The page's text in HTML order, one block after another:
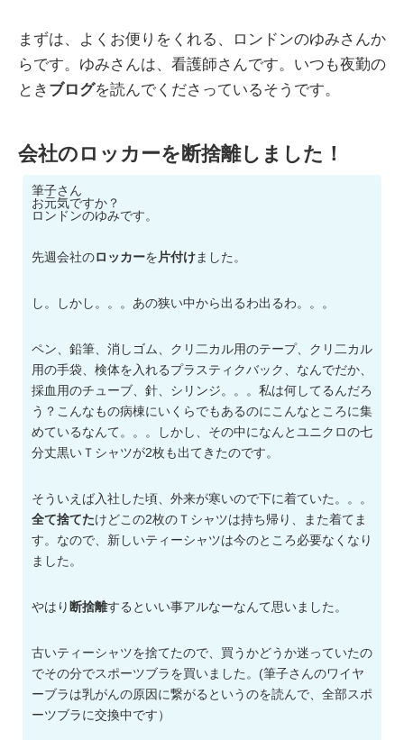
まずは、よくお便りをくれる、ロンドンのゆみさんか
らです。ゆみさんは、看護師さんです。いつも夜勤の
とき ブログを読んでくださっているそうです。
会社のロッカーを断捨離しました！
筆子さん
お元気ですか？
ロンドンのゆみです。
先週会社のロッカーを片付けました。
し。しかし。。。あの狭い中から出るわ出るわ。。。
ペン、鉛筆、消しゴム、クリ二カル用のテープ、クリ二カル
用の手袋、検体を入れるプラスティクバック、なんでだか、
採血用のチューブ、針、シリンジ。。。私は何してるんだろ
う？こんなもの病棟にいくらでもあるのにこんなところに集
めているなんて。。。しかし、その中になんとユニクロの七
分丈黒いＴシャツが2枚も出てきたのです。
そういえば入社した頃、外来が寒いので下に着ていた。。。
全て捨てたけどこの2枚のＴシャツは持ち帰り、また着てま
す。なので、新しいティーシャツは今のところ必要なくなり
ました。
やはり 断捨離するといい事アルなーなんて思いました。
古いティーシャツを捨てたので、買うかどうか迷っていたの
でその分でスポーツブラを買いました。(筆子さんのワイヤ
ーブラは乳がんの原因に繋がるというのを読んで、全部スポ
ーツブラに交換中です）